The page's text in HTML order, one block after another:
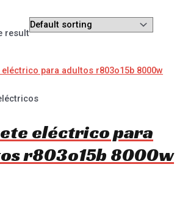
result
eléctrico para
r803o15b 8000w